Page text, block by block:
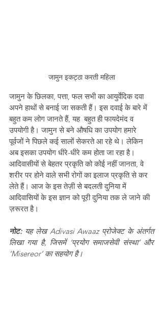
जामुन इकट्ठा करती महिला
जामुन के छिलका, पत्ता, फल सभी का आयुर्वेदिक दवा
अपने हाथों से बनाई जा सकती हैं। इस दवाई के बारे में
बहुत कम लोग जानते हैं, यह  बहुत ही फायदेमंद व
उपयोगी है। जामुन से बने औषधि का उपयोग हमारे
पूर्वजों ने पिछले कई सालों सेकरते आ रहे थे। लेकिन
अब इसका उपयोग धीरे-धीरे कम होता जा रहा है।
आदिवासीयों से बेहतर प्रकृति को कोई नहीं जानता, वे
शरीर पर होने वाले सभी रोगों का इलाज प्रकृति से कर
लेते हैं। आज के इस तेज़ी से बदलती दुनिया में
आदिवासियों के इस ज्ञान को पूरी दुनिया तक ले जाने की
ज़रूरत है।
नोट: यह लेख Adivasi Awaaz प्रोजेक्ट के अंतर्गत
लिखा गया है, जिसमें ‘प्रयोग समाजसेवी संस्था’ और
‘Misereor’ का सहयोग है।